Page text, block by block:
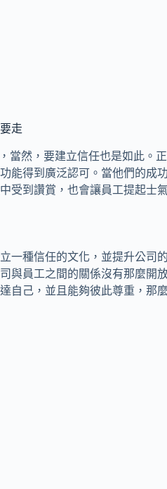
走
當然，要建立信任也是如此。
能得到廣泛認可。當他們的成
受到讚賞，也會讓員工提起士氣
一種信任的文化，並提升公司
與員工之間的關係沒有那麼開
自己，並且能夠彼此尊重，那